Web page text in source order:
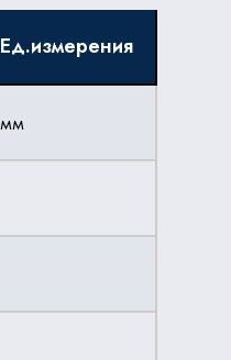
Ед.измерения
мм